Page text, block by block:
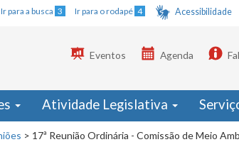
Ir para a busca 3 Ir para o rodapé 4 Acessibilidade
Eventos Agenda
Atividade Legislativa
> 17ª Reunião Ordinária - Comissão de Meio